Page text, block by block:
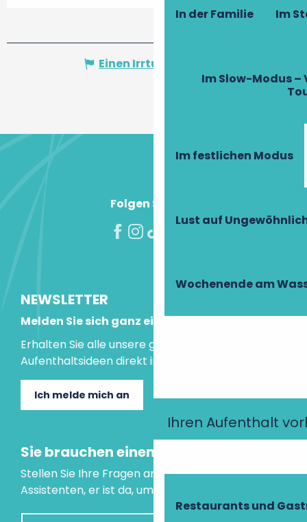
In der Familie Im
Im Slow-Modus
Im festlichen Modus
Lust auf
Wochenende am
Ihren Aufenthalt
Restaurants und
Einen Irrtum angeben
Folgen Sie uns!
NEWSLETTER
Melden Sie sich ganz einfach an!
Erhalten Sie alle unsere guten Tipps und
Aufenthaltsideen direkt in Ihre Mailbox.
Ich melde mich an
Sie brauchen einen Rat?
Stellen Sie Ihre Fragen an unseren virtuellen
Assistenten, er ist da, um Ihnen zu helfen.